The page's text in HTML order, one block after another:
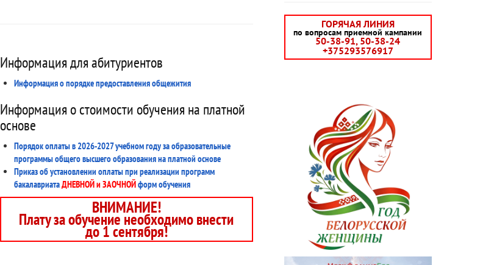
Информация для абитуриентов
Информация о порядке предоставления общежития
Информация о стоимости обучения на платной
основе
Порядок оплаты в 2026-2027 учебном году за образовательные
программы общего высшего образования на платной основе
Приказ об установлении оплаты при реализации программ
бакалавриатаДНЕВНОЙ и ЗАОЧНОЙформ обучения
ВНИМАНИЕ!
Плату за обучение необходимо внести
до 1 сентября!
ГОРЯЧАЯ ЛИНИЯ
по вопросам приемной кампании
50-38-91, 50-38-24
+375293576917